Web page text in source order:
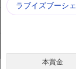
ラブイズブーシ
本賞金